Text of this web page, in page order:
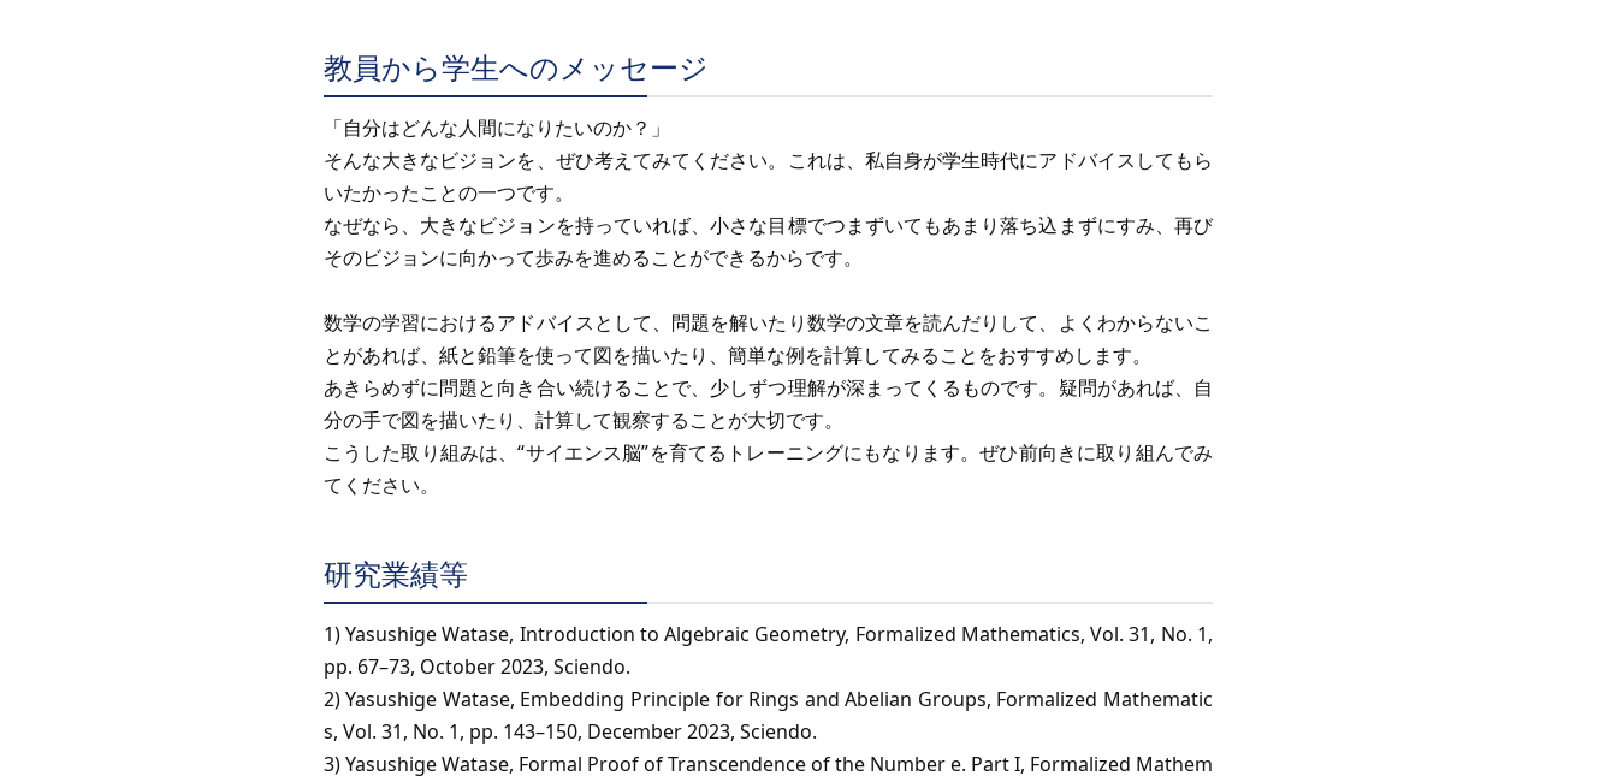
教員から学生へのメッセージ
「自分はどんな人間になりたいのか？」
そんな大きなビジョンを、ぜひ考えてみてください。これは、私自身が学生時代にアドバイスしてもら
いたかったことの一つです。
なぜなら、大きなビジョンを持っていれば、小さな目標でつまずいてもあまり落ち込まずにすみ、再び
そのビジョンに向かって歩みを進めることができるからです。
数学の学習におけるアドバイスとして、問題を解いたり数学の文章を読んだりして、よくわからないこ
とがあれば、紙と鉛筆を使って図を描いたり、簡単な例を計算してみることをおすすめします。
あきらめずに問題と向き合い続けることで、少しずつ理解が深まってくるものです。疑問があれば、自
分の手で図を描いたり、計算して観察することが大切です。
こうした取り組みは、“サイエンス脳”を育てるトレーニングにもなります。ぜひ前向きに取り組んでみ
てください。
研究業績等
1) Yasushige Watase, Introduction to Algebraic Geometry, Formalized Mathematics, Vol. 31, No. 1,
pp. 67–73, October 2023, Sciendo.
2) Yasushige Watase, Embedding Principle for Rings and Abelian Groups, Formalized Mathematic
s, Vol. 31, No. 1, pp. 143–150, December 2023, Sciendo.
3) Yasushige Watase, Formal Proof of Transcendence of the Number e. Part I, Formalized Mathem